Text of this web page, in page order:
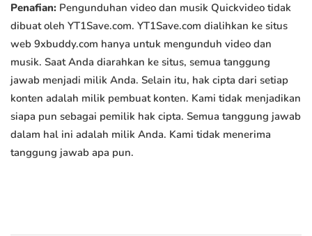
Penafian: Pengunduhan video dan musik Quickvideo tidak
dibuat oleh YT1Save.com. YT1Save.com dialihkan ke situs
web 9xbuddy.com hanya untuk mengunduh video dan
musik. Saat Anda diarahkan ke situs, semua tanggung
jawab menjadi milik Anda. Selain itu, hak cipta dari setiap
konten adalah milik pembuat konten. Kami tidak menjadikan
siapa pun sebagai pemilik hak cipta. Semua tanggung jawab
dalam hal ini adalah milik Anda. Kami tidak menerima
tanggung jawab apa pun.